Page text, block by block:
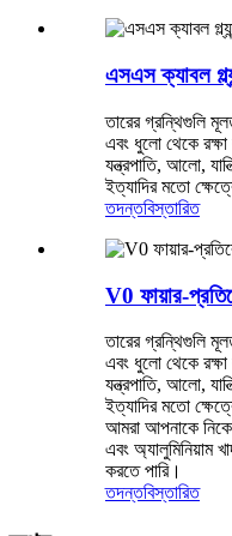
এসএস ক্যাবল
তারের গ্রন্থিগুলি
এবং ধুলো থেকে
যন্ত্রপাতি, আলো,
ইত্যাদির মতো
তদন্তবিস্তারিত
V0 ফায়ার-
তারের গ্রন্থিগুলি
এবং ধুলো থেকে
যন্ত্রপাতি, আলো,
ইত্যাদির মতো
আমরা আপনাকে
এবং অ্যালুমিনিয়াম
করতে পারি।
তদন্তবিস্তারিত